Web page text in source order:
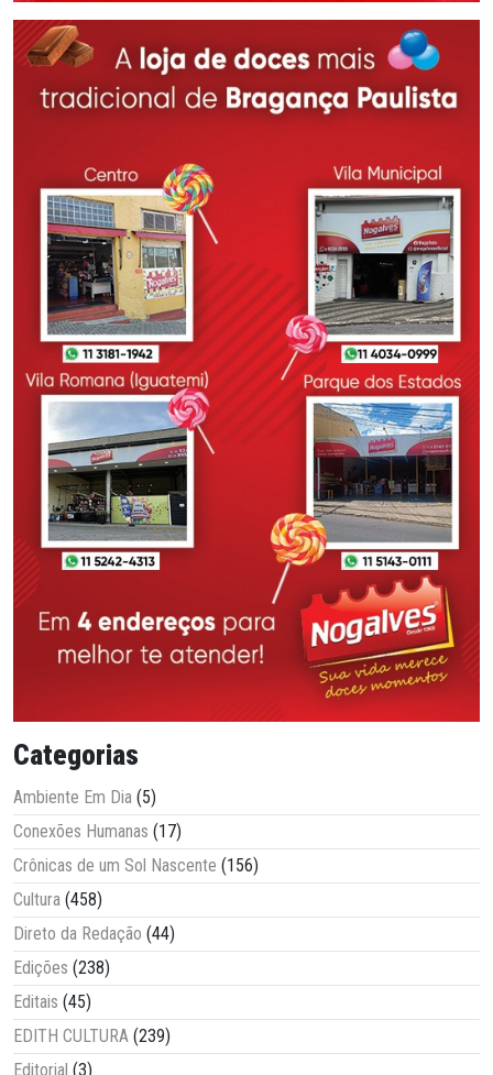
Categorias
Ambiente Em Dia (5)
Conexões Humanas (17)
Crônicas de um Sol Nascente (156)
Cultura (458)
Direto da Redação (44)
Edições (238)
Editais (45)
EDITH CULTURA (239)
Editorial (3)